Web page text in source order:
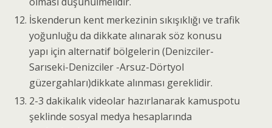
İskenderun kent merkezinin sıkışıklığı ve trafik
yoğunluğu da dikkate alınarak söz konusu
yapı için alternatif bölgelerin (Denizciler-
Sarıseki-Denizciler -Arsuz-Dörtyol
güzergahları)dikkate alınması gereklidir.
2-3 dakikalık videolar hazırlanarak kamuspotu
şeklinde sosyal medya hesaplarında